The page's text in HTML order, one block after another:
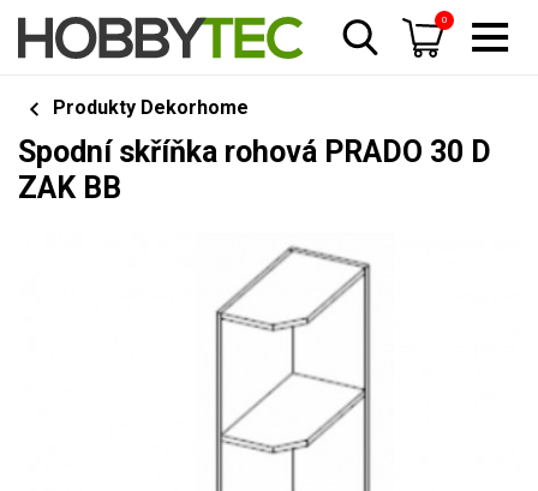
0
Produkty Dekorhome
Spodní skříňka rohová PRADO 30 D
ZAK BB